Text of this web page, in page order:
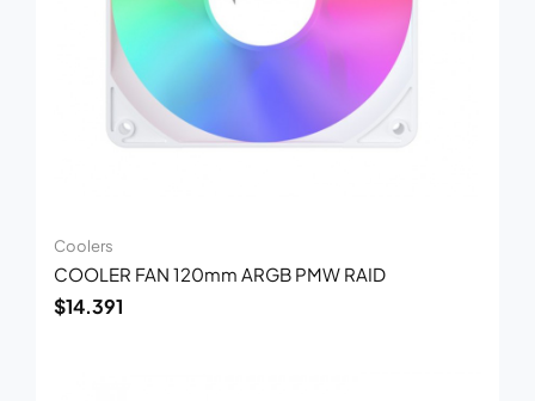
Coolers
COOLER FAN 120mm ARGB PMW RAID
$14.391